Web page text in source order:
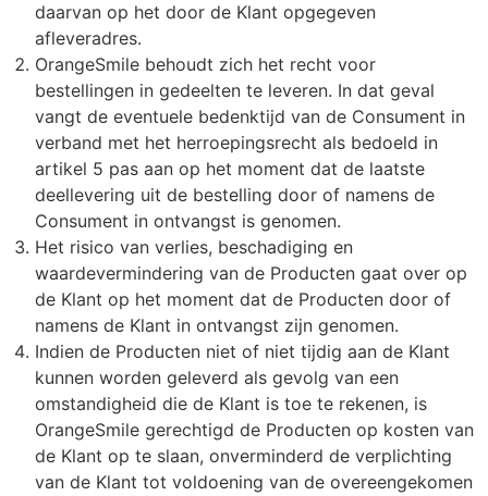
daarvan op het door de Klant opgegeven
afleveradres.
OrangeSmile behoudt zich het recht voor
bestellingen in gedeelten te leveren. In dat geval
vangt de eventuele bedenktijd van de Consument in
verband met het herroepingsrecht als bedoeld in
artikel 5 pas aan op het moment dat de laatste
deellevering uit de bestelling door of namens de
Consument in ontvangst is genomen.
Het risico van verlies, beschadiging en
waardevermindering van de Producten gaat over op
de Klant op het moment dat de Producten door of
namens de Klant in ontvangst zijn genomen.
Indien de Producten niet of niet tijdig aan de Klant
kunnen worden geleverd als gevolg van een
omstandigheid die de Klant is toe te rekenen, is
OrangeSmile gerechtigd de Producten op kosten van
de Klant op te slaan, onverminderd de verplichting
van de Klant tot voldoening van de overeengekomen